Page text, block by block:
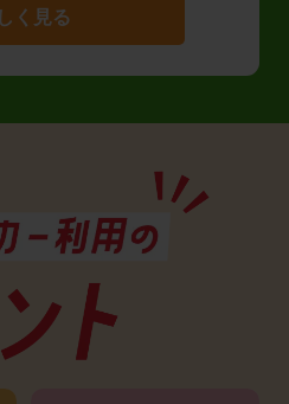
く見る